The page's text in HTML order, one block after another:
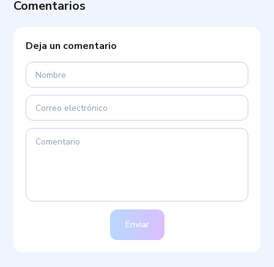
Comentarios
Deja un comentario
Enviar